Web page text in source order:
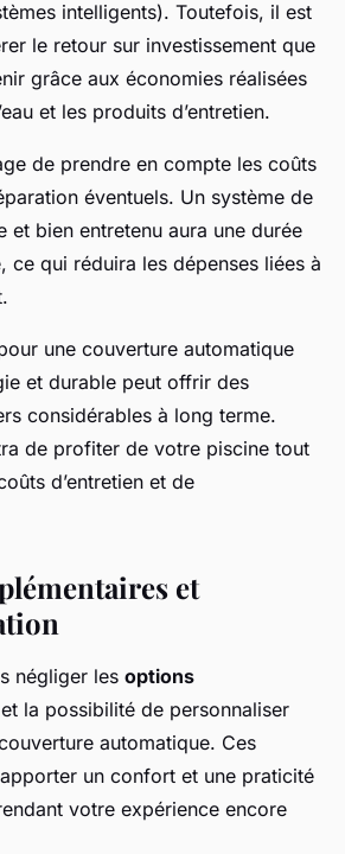
intelligents). Toutefois, il est
le retour sur investissement que
grâce aux économies réalisées
et les produits d’entretien.
de prendre en compte les coûts
éventuels. Un système de
et bien entretenu aura une durée
ce qui réduira les dépenses liées à
une couverture automatique
et durable peut offrir des
considérables à long terme.
de profiter de votre piscine tout
d’entretien et de
et
négliger les options
et la possibilité de personnaliser
automatique. Ces
un confort et une praticité
votre expérience encore